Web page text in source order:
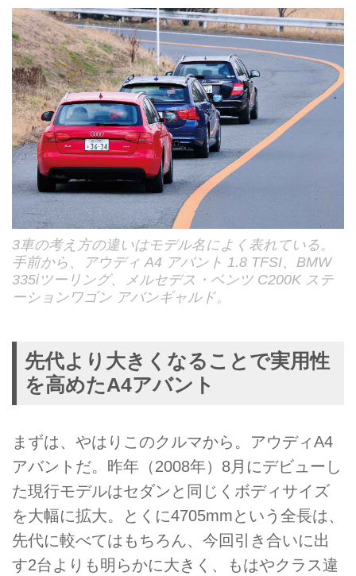
3車の考え方の違いはモデル名によく表れている。
手前から、アウディ A4 アバント 1.8 TFSI、BMW
335iツーリング、メルセデス・ベンツ C200K ステ
ーションワゴン アバンギャルド。
先代より大きくなることで実用性
を高めたA4アバント
まずは、やはりこのクルマから。アウディA4
アバントだ。昨年（2008年）8月にデビューし
た現行モデルはセダンと同じくボディサイズ
を大幅に拡大。とくに4705mmという全長は、
先代に較べてはもちろん、今回引き合いに出
す2台よりも明らかに大きく、もはやクラス違